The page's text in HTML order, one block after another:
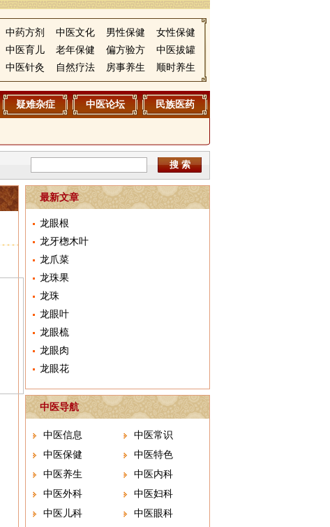
中药方剂 中医文化 男性保健
女性保健
中医育儿 老年保健 偏方验方
中医拔罐
中医针灸 自然疗法 房事养生 顺时养生
疑难杂症 中医论坛 民族医药
搜 索
最新文章
龙眼根
龙牙楤木叶
龙爪菜
龙珠果
龙珠
龙眼叶
龙眼梳
龙眼肉
龙眼花
中医导航
中医信息
中医常识
中医保健
中医特色
中医养生
中医内科
中医外科
中医妇科
中医儿科
中医眼科